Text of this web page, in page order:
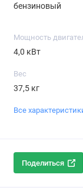
бензиновый
Мощность
4,0 кВт
Вес
37,5 кг
Все
Поделиться